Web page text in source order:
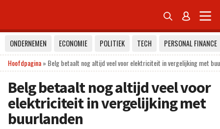
 
ONDERNEMEN ECONOMIE POLITIEK TECH
PERSONAL FINANCE
Hoofdpagina» Belg betaalt nog altijd veel voor elektriciteit in vergelijking met
Belg betaalt nog altijd veel voor
elektriciteit in vergelijking met
buurlanden